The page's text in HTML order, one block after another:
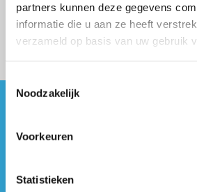
partners kunnen deze gegevens
informatie die u aan ze heeft
verzameld op basis van uw gebruik
Toestemmingsselectie
Noodzakelijk
Voorkeuren
Statistieken